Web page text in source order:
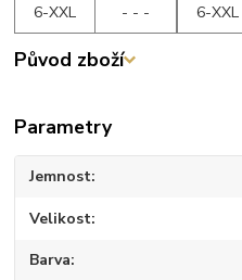
6-XXL
- - -
6-XXL
Původ zboží
Parametry
Jemnost
Velikost
Barva